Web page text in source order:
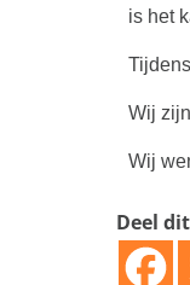
is het
Wij
Wij
Deel